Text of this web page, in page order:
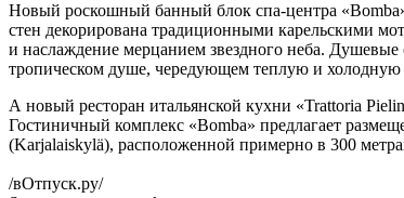
Новый роскошный банный блок спа-центра
стен декорирована традиционными карельскими
и наслаждение мерцанием звездного неба.
тропическом душе, чередующем теплую и холодную
А новый ресторан итальянской кухни «Trattoria
Гостиничный комплекс «Bomba» предлагает
(Karjalaiskylä), расположенной примерно в 300
/вОтпуск.ру/